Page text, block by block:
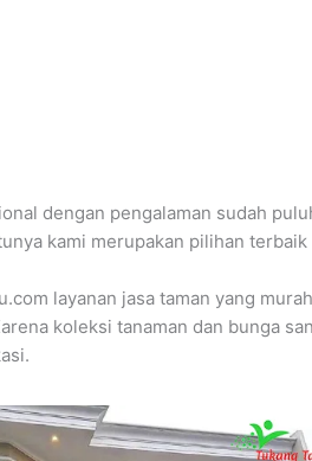
dengan pengalaman sudah
kami merupakan pilihan terbaik
layanan jasa taman yang
koleksi tanaman dan bunga